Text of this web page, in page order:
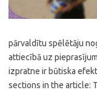
pārvaldītu spēlētāju
attiecībā uz
izpratne ir būtiska
sections in the article: